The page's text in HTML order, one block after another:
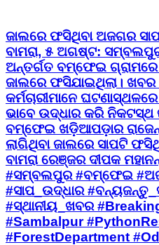
ଜାଲରେ ଫସିଥିବା ଅଜଗର
ବାମରା, ୫ ଅଗଷ୍ଟ:
ଅନ୍ତର୍ଗତ ବମ୍ଫେଇ
ଜାଲରେ ଫସିଯାଇଥିଲା।
କର୍ମଚାରୀମାନେ
ଭାବେ ଉଦ୍ଧାର କରି
ବମ୍ଫେଇ ଖଡ଼ିଆପଡ଼ାର
ଲାଗିଥିବା ଜାଲରେ ସାପଟି
ବାମରା ରେଞ୍ଜର ଦୀପକ
#ସମ୍ବଲପୁର #ବମ୍ଫେଇ
#ସାପ_ଉଦ୍ଧାର
#ସ୍ଥାନୀୟ_ଖବର
#Sambalpur
#ForestDepartment